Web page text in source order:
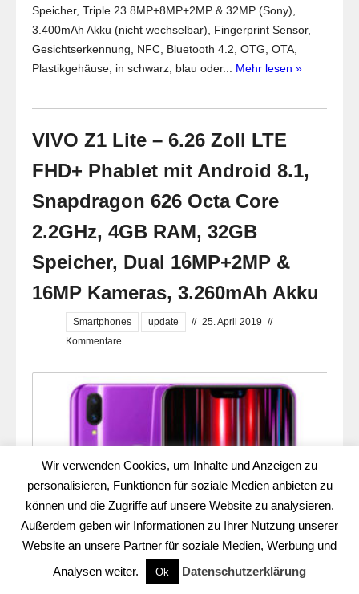
Speicher, Triple 23.8MP+8MP+2MP & 32MP (Sony),
3.400mAh Akku (nicht wechselbar), Fingerprint Sensor,
Gesichtserkennung, NFC, Bluetooth 4.2, OTG, OTA,
Plastikgehäuse, in schwarz, blau oder... Mehr lesen »
VIVO Z1 Lite – 6.26 Zoll LTE
FHD+ Phablet mit Android 8.1,
Snapdragon 626 Octa Core
2.2GHz, 4GB RAM, 32GB
Speicher, Dual 16MP+2MP &
16MP Kameras, 3.260mAh Akku
Smartphones update // 25. April 2019 //
Kommentare
Wir verwenden Cookies, um Inhalte und Anzeigen zu
personalisieren, Funktionen für soziale Medien anbieten zu
können und die Zugriffe auf unsere Website zu analysieren.
Außerdem geben wir Informationen zu Ihrer Nutzung unserer
Website an unsere Partner für soziale Medien, Werbung und
Analysen weiter.
Ok Datenschutzerklärung